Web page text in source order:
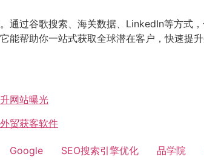
通过谷歌搜索、海关数据、LinkedIn等方式
它能帮助你一站式获取全球潜在客户，快速提升
网站曝光
外贸获客软件
Google SEO搜索引擎优化 品学院